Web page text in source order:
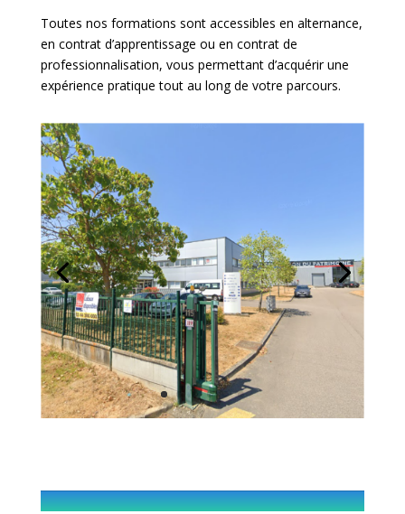
Toutes nos formations sont accessibles en alternance,
en contrat d’apprentissage ou en contrat de
professionnalisation, vous permettant d’acquérir une
expérience pratique tout au long de votre parcours.